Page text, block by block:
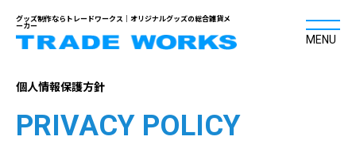
グッズ制作ならトレードワークス｜オリジナルグッズの総合雑貨メ
ーカー
MENU
個人情報保護方針
PRIVACY POLICY